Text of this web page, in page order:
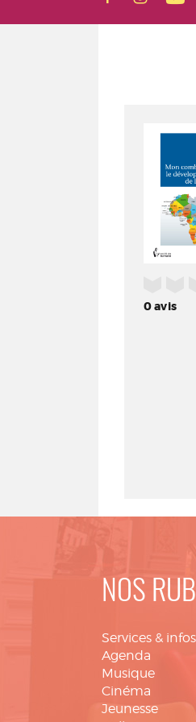
0avis
NOS
Services &
Agenda
Musique
Cinéma
Jeunesse